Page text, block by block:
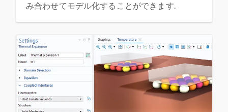
み合わせてモデル化することができます.